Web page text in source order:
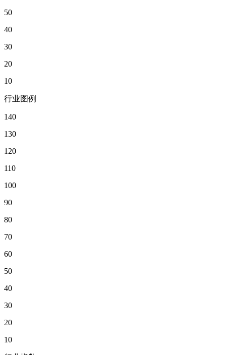
50
40
30
20
10
行业图例
140
130
120
110
100
90
80
70
60
50
40
30
20
10